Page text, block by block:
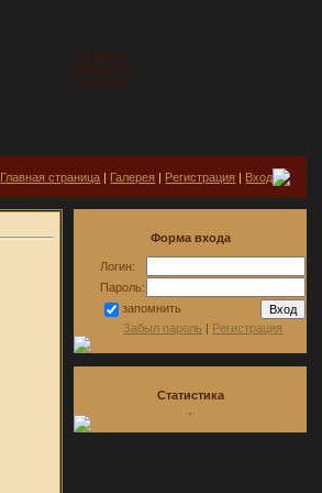
Суббота
2026-08-08
14:51:48
Главная страница | Галерея | Регистрация | Вход
Форма входа
Логин:
Пароль:
запомнить
Забыл пароль | Регистрация
Статистика